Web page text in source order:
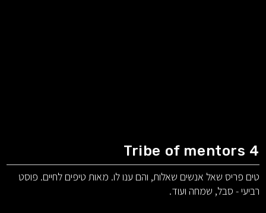
Tribe of mentors 4
טים פריס שאל אנשים שאלות, והם ענו לו. מאות טיפים לחיים. פוסט
רביעי - סבל, שמחה ועוד.